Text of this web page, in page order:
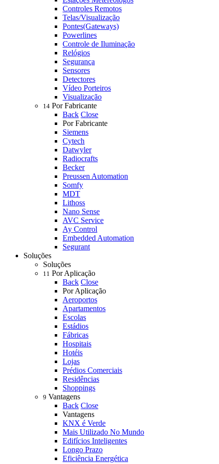
Controles Remotos
Telas/Visualização
Pontes(Gateways)
Powerlines
Controle de Iluminação
Relógios
Segurança
Sensores
Detectores
Vídeo Porteiros
Visualização
14 Por Fabricante
Back Close
Por Fabricante
Siemens
Cytech
Datwyler
Radiocrafts
Becker
Preussen Automation
Somfy
MDT
Lithoss
Nano Sense
AVC Service
Ay Control
Embedded Automation
Segurant
Soluções
Soluções
11 Por Aplicação
Back Close
Por Aplicação
Aeroportos
Apartamentos
Escolas
Estádios
Fábricas
Hospitais
Hotéis
Lojas
Prédios Comerciais
Residências
Shoppings
9 Vantagens
Back Close
Vantagens
KNX é Verde
Mais Utilizado No Mundo
Edifícios Inteligentes
Longo Prazo
Eficiência Energética